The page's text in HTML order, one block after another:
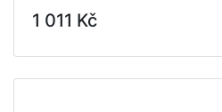
1 011 Kč